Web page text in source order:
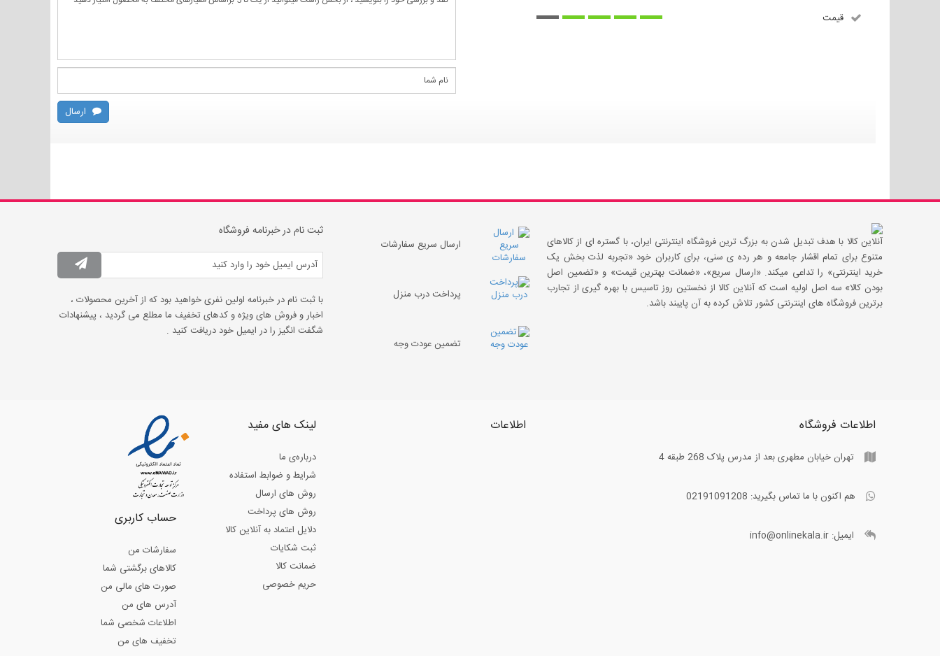
قیمت
ارسال
آنلاین کالا با هدف تبدیل شدن به بزرگ ترین فروشگاه اینترنتی ایران، با گستره ای از کالاهای
متنوع برای تمام اقشار جامعه و هر رده ی سنی، برای کاربران خود «تجربه لذت بخش یک
خرید اینترنتی» را تداعی میکند. «ارسال سریع»، «ضمانت بهترین قیمت» و «تضمین اصل
بودن کالا» سه اصل اولیه است که آنلاین کالا از نخستین روز تاسیس با بهره گیری از تجارب
برترین فروشگاه های اینترنتی کشور تلاش کرده به آن پایبند باشد.
ارسال سریع سفارشات
پرداخت درب منزل
تضمین عودت وجه
ثبت نام در خبرنامه فروشگاه
با ثبت نام در خبرنامه اولین نفری خواهید بود که از آخرین محصولات ،
اخبار و فروش های ویژه و کدهای تخفیف ما مطلع می گردید ، پیشنهادات
شگفت انگیز را در ایمیل خود دریافت کنید .
اطلاعات فروشگاه
تهران خیابان مطهری بعد از مدرس پلاک 268 طبقه 4
هم اکنون با ما تماس بگیرید: 02191091208
ایمیل: info@onlinekala.ir
اطلاعات لینک های مفید
درباره‌ی ما
شرایط و ضوابط استفاده
روش های ارسال
روش های پرداخت
دلایل اعتماد به آنلاین کالا
ثبت شکایات
ضمانت کالا
حریم خصوصی
حساب کاربری
سفارشات من
کالاهای برگشتی شما
صورت های مالی من
آدرس های من
اطلاعات شخصی شما
تخفیف های من